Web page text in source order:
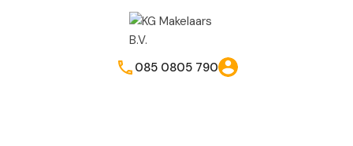
085 0805 790